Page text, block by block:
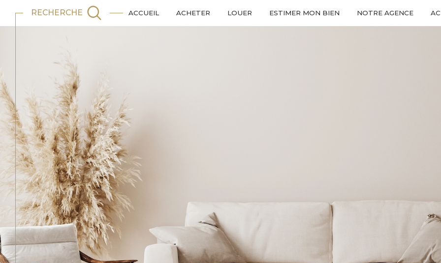
ACCUEIL ACHETER LOUER ESTIMER MON BIEN NOTRE AGENCE
RECHERCHE
Voir les27annonces